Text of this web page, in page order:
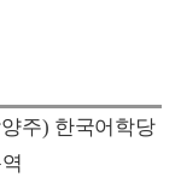
주) 한국어학당